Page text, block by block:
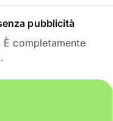
pubblicità
completamente